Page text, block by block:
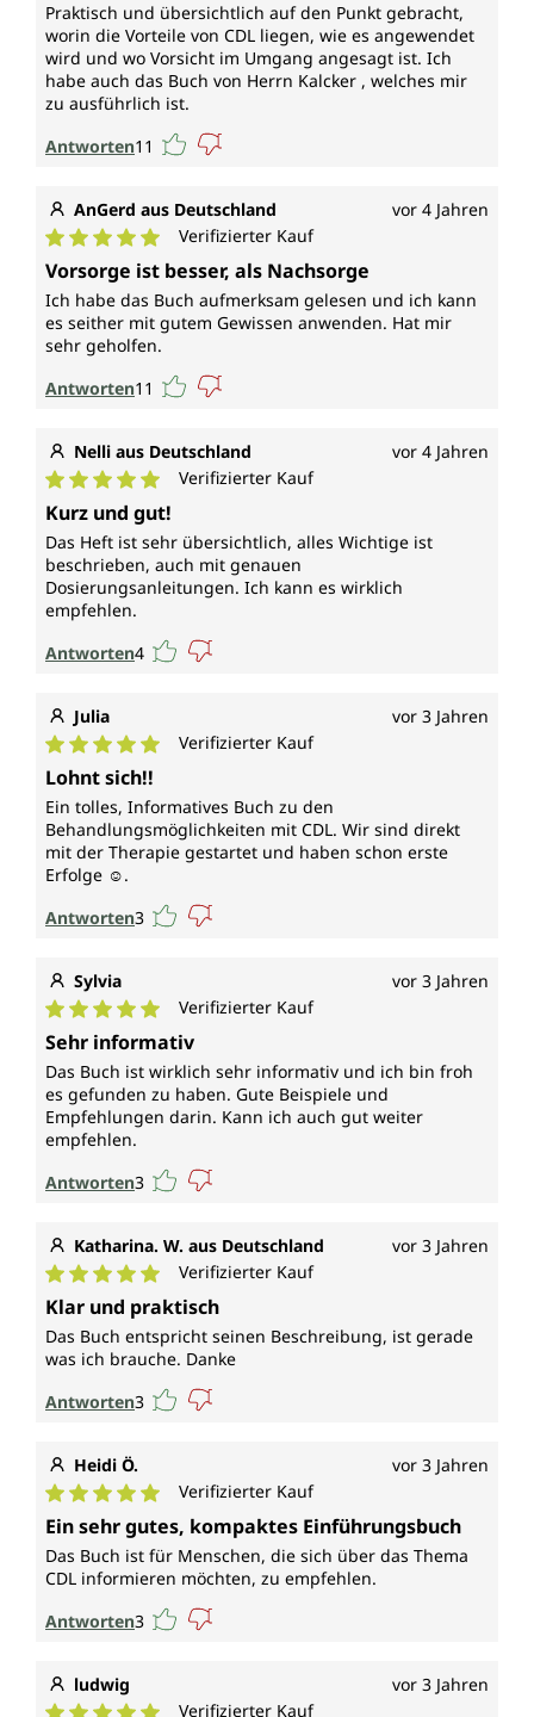
Praktisch und übersichtlich auf den Punkt gebracht,
worin die Vorteile von CDL liegen, wie es angewendet
wird und wo Vorsicht im Umgang angesagt ist. Ich
habe auch das Buch von Herrn Kalcker , welches mir
zu ausführlich ist.
Antworten11
AnGerd aus Deutschland vor 4 Jahren
Durchschnittliche Bewertung von 5 von 5 Sternen
Verifizierter Kauf
Vorsorge ist besser, als Nachsorge
Ich habe das Buch aufmerksam gelesen und ich kann
es seither mit gutem Gewissen anwenden. Hat mir
sehr geholfen.
Antworten11
Nelli aus Deutschland vor 4 Jahren
Durchschnittliche Bewertung von 5 von 5 Sternen
Verifizierter Kauf
Kurz und gut!
Das Heft ist sehr übersichtlich, alles Wichtige ist
beschrieben, auch mit genauen
Dosierungsanleitungen. Ich kann es wirklich
empfehlen.
Antworten4
Julia vor 3 Jahren
Durchschnittliche Bewertung von 5 von 5 Sternen
Verifizierter Kauf
Lohnt sich!!
Ein tolles, Informatives Buch zu den
Behandlungsmöglichkeiten mit CDL. Wir sind direkt
mit der Therapie gestartet und haben schon erste
Erfolge ☺️.
Antworten3
Sylvia vor 3 Jahren
Durchschnittliche Bewertung von 5 von 5 Sternen
Verifizierter Kauf
Sehr informativ
Das Buch ist wirklich sehr informativ und ich bin froh
es gefunden zu haben. Gute Beispiele und
Empfehlungen darin. Kann ich auch gut weiter
empfehlen.
Antworten3
Katharina. W. aus Deutschland vor 3 Jahren
Durchschnittliche Bewertung von 5 von 5 Sternen
Verifizierter Kauf
Klar und praktisch
Das Buch entspricht seinen Beschreibung, ist gerade
was ich brauche. Danke
Antworten3
Heidi Ö. vor 3 Jahren
Durchschnittliche Bewertung von 5 von 5 Sternen
Verifizierter Kauf
Ein sehr gutes, kompaktes Einführungsbuch
Das Buch ist für Menschen, die sich über das Thema
CDL informieren möchten, zu empfehlen.
Antworten3
ludwig
vor 3 Jahren
Verifizierter Kauf